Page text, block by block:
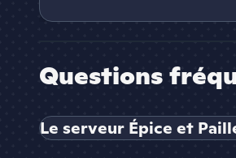
Questions
Le serveur Épice et